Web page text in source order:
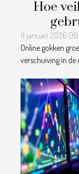
Hoe
11 januari 2026
Online gokken
verschuiving in de